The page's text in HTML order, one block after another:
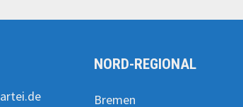
NORD-REGIONAL
Bremen